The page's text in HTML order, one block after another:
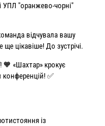
УПЛ "оранжево-чорні"
відчувала вашу
ще цікавіше! До зустрічі.
«Шахтар» крокує
конференцій! ✅
із